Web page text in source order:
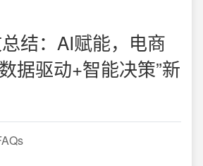
结：AI赋能，电商
据驱动+智能决策”新